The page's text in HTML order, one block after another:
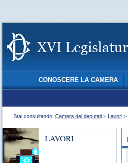
CONOSCERE LA CAMERA
Stai consultando: Camera dei deputati > Lavori >
LAVORI